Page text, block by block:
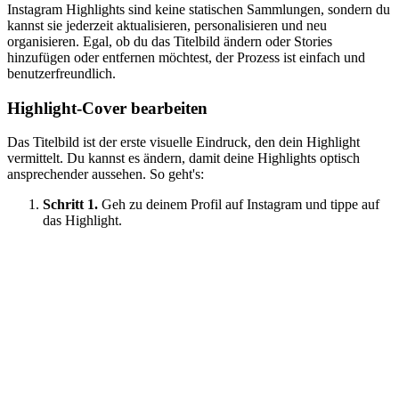
Instagram Highlights sind keine statischen Sammlungen, sondern du
kannst sie jederzeit aktualisieren, personalisieren und neu
organisieren. Egal, ob du das Titelbild ändern oder Stories
hinzufügen oder entfernen möchtest, der Prozess ist einfach und
benutzerfreundlich.
Highlight-Cover bearbeiten
Das Titelbild ist der erste visuelle Eindruck, den dein Highlight
vermittelt. Du kannst es ändern, damit deine Highlights optisch
ansprechender aussehen. So geht's:
Schritt 1. Geh zu deinem Profil auf Instagram und tippe auf
das Highlight.